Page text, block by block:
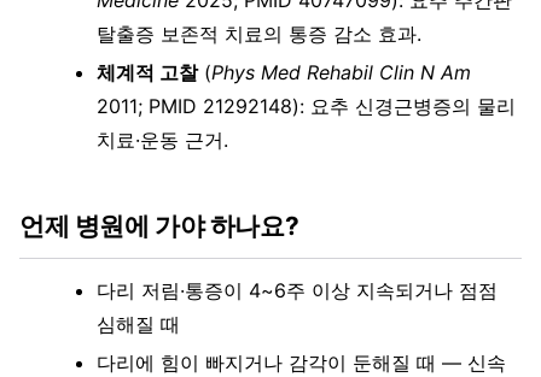
탈출증 보존적 치료의 통증 감소 효과.
체계적 고찰(Phys Med Rehabil Clin N Am
2011; PMID 21292148): 요추 신경근병증의 물리
치료·운동 근거.
언제 병원에 가야 하나요?
다리 저림·통증이 4~6주 이상 지속되거나 점점
심해질 때
다리에 힘이 빠지거나 감각이 둔해질 때 — 신속